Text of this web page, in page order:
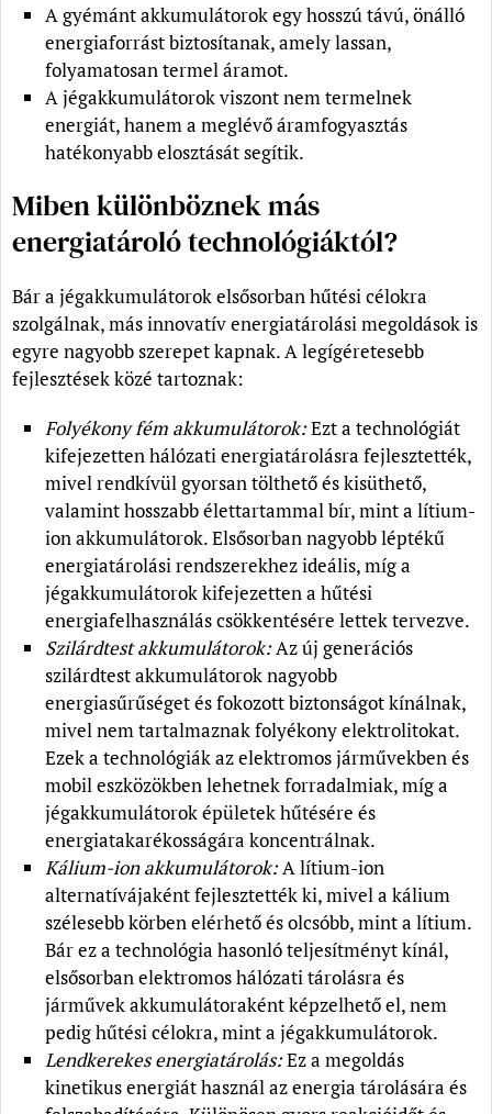
A gyémánt akkumulátorok egy hosszú távú, önálló
energiaforrást biztosítanak, amely lassan,
folyamatosan termel áramot.
A jégakkumulátorok viszont nem termelnek
energiát, hanem a meglévő áramfogyasztás
hatékonyabb elosztását segítik.
Miben különböznek más
energiatároló technológiáktól?
Bár a jégakkumulátorok elsősorban hűtési célokra
szolgálnak, más innovatív energiatárolási megoldások is
egyre nagyobb szerepet kapnak. A legígéretesebb
fejlesztések közé tartoznak:
Folyékony fém akkumulátorok:Ezt a technológiát
kifejezetten hálózati energiatárolásra fejlesztették,
mivel rendkívül gyorsan tölthető és kisüthető,
valamint hosszabb élettartammal bír, mint a lítium-
ion akkumulátorok. Elsősorban nagyobb léptékű
energiatárolási rendszerekhez ideális, míg a
jégakkumulátorok kifejezetten a hűtési
energiafelhasználás csökkentésére lettek tervezve.
Szilárdtest akkumulátorok:Az új generációs
szilárdtest akkumulátorok nagyobb
energiasűrűséget és fokozott biztonságot kínálnak,
mivel nem tartalmaznak folyékony elektrolitokat.
Ezek a technológiák az elektromos járművekben és
mobil eszközökben lehetnek forradalmiak, míg a
jégakkumulátorok épületek hűtésére és
energiatakarékosságára koncentrálnak.
Kálium-ion akkumulátorok:A lítium-ion
alternatívájaként fejlesztették ki, mivel a kálium
szélesebb körben elérhető és olcsóbb, mint a lítium.
Bár ez a technológia hasonló teljesítményt kínál,
elsősorban elektromos hálózati tárolásra és
járművek akkumulátoraként képzelhető el, nem
pedig hűtési célokra, mint a jégakkumulátorok.
Lendkerekes energiatárolás:Ez a megoldás
kinetikus energiát használ az energia tárolására és